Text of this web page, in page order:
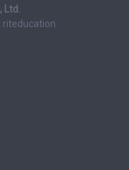
Ltd.
: riteducation